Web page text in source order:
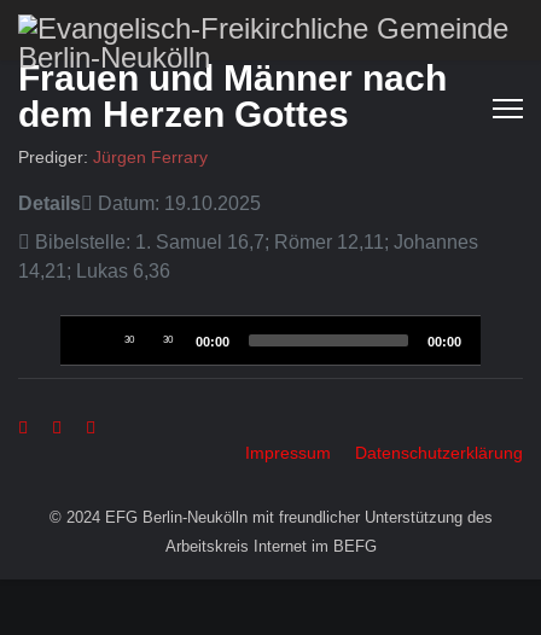
Frauen und Männer nach
dem Herzen Gottes
Prediger: Jürgen Ferrary
Details
Datum: 19.10.2025
Bibelstelle: 1. Samuel 16,7; Römer 12,11; Johannes
14,21; Lukas 6,36
30 30 00:00 00:00
Impressum Datenschutzerklärung
© 2024 EFG Berlin-Neukölln mit freundlicher Unterstützung des
Arbeitskreis Internet im BEFG